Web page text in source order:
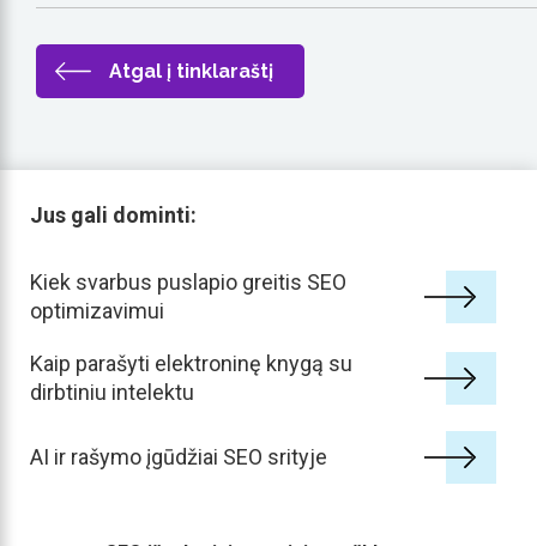
Atgal į tinklaraštį
Jus gali dominti:
Kiek svarbus puslapio greitis SEO
optimizavimui
Kaip parašyti elektroninę knygą su
dirbtiniu intelektu
AI ir rašymo įgūdžiai SEO srityje